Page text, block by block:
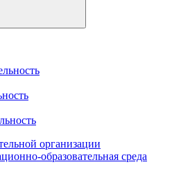
организации
образовательная среда